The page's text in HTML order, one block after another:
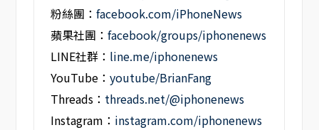
粉絲團：facebook.com/iPhoneNews
蘋果社團：facebook/groups/iphonenews
LINE社群： line.me/iphonenews
YouTube：youtube/BrianFang
Threads： threads.net/@iphonenews
Instagram： instagram.com/iphonenews